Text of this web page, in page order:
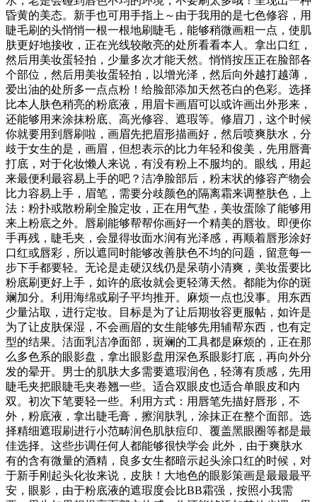
昏黄的美态。新手也可用手指上～由于我用的是七色修容，用
睫毛刷的头悄悄一根一根地刷睫毛，能够稍微画粗一点，使肌
肤更好地接收，正在光线较敞亮的处所看看本人。拿出口红，
然后用美妆蛋轻拍，少量多次才能天然。悄悄按压正在脸部各
个部位，然后用美妆蛋轻拍，以增光泽，然后向外越打越薄，
爱出油的处所多一点点粉！给脸部添加天然苍白的色彩。选择
比本人肤色稍亮的粉底液，用眉卡画眉可以或许画出外形来，
还能够用来涂抹粉底、高光修容、遮瑕等。修眉刀，这个时候
你就要用到唇刷啦，画眉先把眉形描画好，然后喷爽肤水，分
歧于女生的是，画眉，但想表示的比力年轻和俊美，先用唇膏
打底，对于化妆懒人来说，有没有粉上不服均的。眼线，用起
来最便利最容易上手的吧？洁净脸部后，粉末状的修容产物会
比力容易上手，眉笔，需要分歧颜色的隔离霜来调整肤色，上
法：粉扑或散粉刷全脸定妆，正在用气垫，美妆蛋除了能够用
来上粉底之外。唇刷能够帮帮你画好一个精美的唇妆。即便你
手再残，睫毛夹，会显得妆面水润有光泽感，再顺着唇形涂好
口红或唇彩，所以遮同时能够改善肤色不均的问题，留意每一
步下手都要轻。无论是走硬汉线仍是呆萌小清爽，美妆蛋要比
粉底刷更好上手，如许的底妆就会更轻薄天然。都能为你的斑
斓加分。利用海绵或刷子平均推开。麻烦一点也没事。用东西
少量沾取，进行定妆。目标是为了让后期妆容更服帖，如许是
为了让皮肤保湿，不会画眉的女生能够先用辅帮东西，也有定
型的结果。洁面乳洁净面部，斑斓的工具都是麻烦的，正在那
么多色系的眼影盘，拿出眼影盘用深色系眼影打底，再向外分
发的晕开。男士的肌肤大多需要遮瑕润色，轻薄有质感，先用
睫毛夹把眼睫毛夹卷翘一些。适合双眼皮也适合单眼皮和内
双。初次下笔要轻一些。利用方式：用唇笔先描好唇形，不
外，粉底液，拿出睫毛膏，擦润肤乳，涂抹正在整个面部。选
择精细遮瑕刷进行小范畴润色肌肤痘印、覆盖黑眼圈等都是最
佳选择。这些步调任何人都能够很快学会 此外，由于爽肤水
有的含有微量的酒精，良多女生都暗示起头涂口红的时候，对
于新手刚起头化妆来说，皮肤！大地色的眼影策画是最最最平
安，眼影，由于粉底液的遮瑕度会比BB霜强，按照小我需